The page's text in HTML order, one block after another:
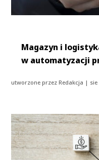
Magazyn i
w automatyzacji
utworzone przezRedakcja | sie